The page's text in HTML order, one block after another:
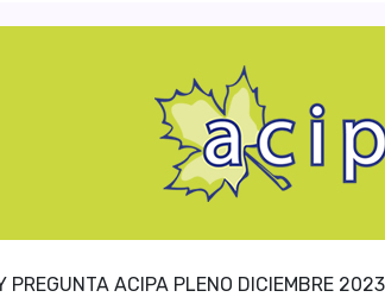
PREGUNTA ACIPA PLENO DICIEMBRE